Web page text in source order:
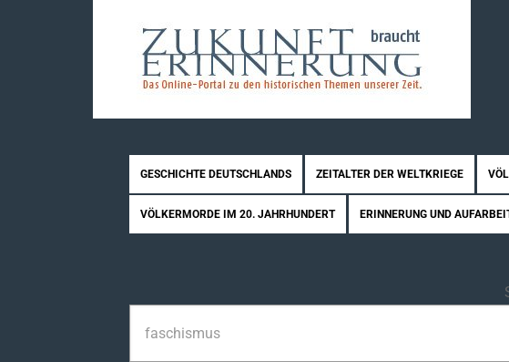
GESCHICHTE DEUTSCHLANDS ZEITALTER DER WELTKRIEGE
VÖLKERMORDE IM 20. JAHRHUNDERT ERINNERUNG UND